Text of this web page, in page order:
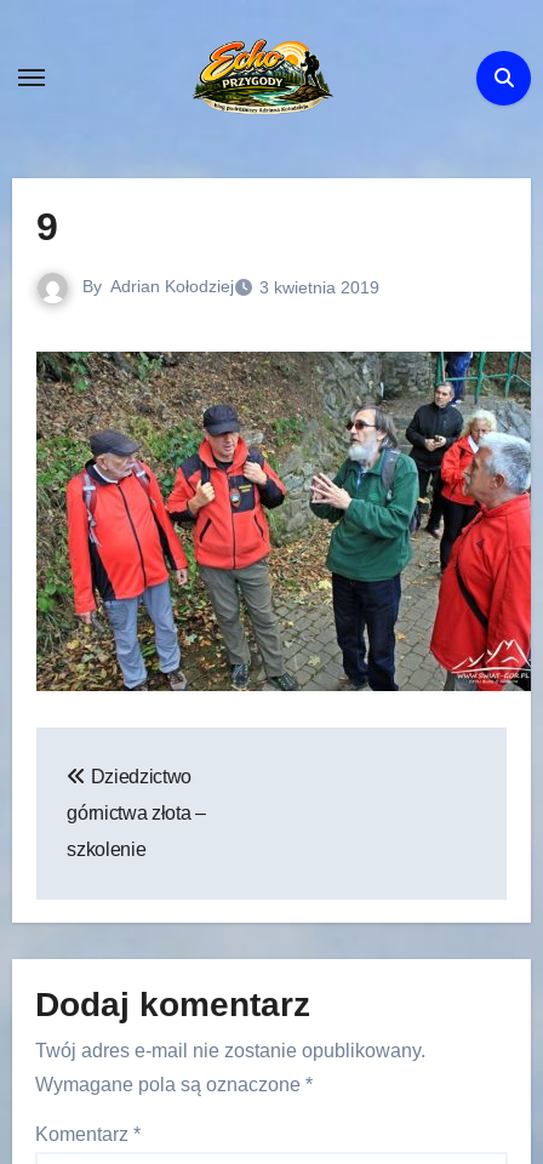
content
9
By Adrian Kołodziej 3 kwietnia 2019
wpisu
Dziedzictwo
górnictwa złota –
szkolenie
Dodaj komentarz
Twój adres e-mail nie zostanie opublikowany.
Wymagane pola są oznaczone *
Komentarz *